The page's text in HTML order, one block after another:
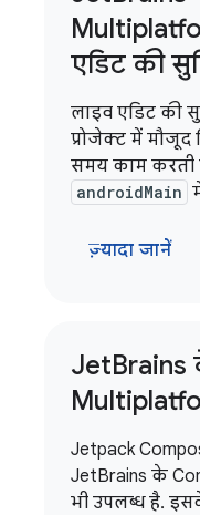
एडिट की
लाइव एडिट की
प्रोजेक्ट में
समय काम करती
androidMain
ज़्यादा जानें
Jet
Jetpack
JetBrains के
भी उपलब्ध है.